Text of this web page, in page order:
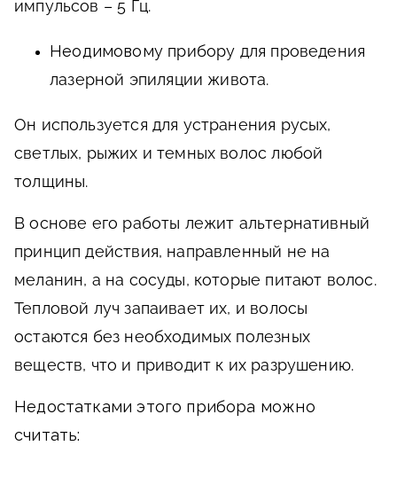
импульсов – 5 Гц.
Неодимовомуприбору для проведения
лазерной эпиляции живота.
Он используется для устранения русых,
светлых, рыжих и темных волос любой
толщины.
В основе его работы лежит альтернативный
принцип действия, направленный не на
меланин, а на сосуды, которые питают волос.
Тепловой луч запаивает их, и волосы
остаются без необходимых полезных
веществ, что и приводит к их разрушению.
Недостатками этого прибора можно
считать: